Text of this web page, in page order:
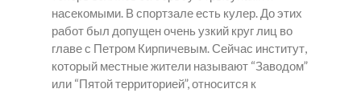
насекомыми. В спортзале есть кулер. До этих
работ был допущен очень узкий круг лиц во
главе с Петром Кирпичевым. Сейчас институт,
который местные жители называют “Заводом”
или “Пятой территорией”, относится к